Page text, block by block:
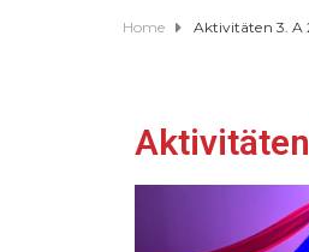
Home Aktivitäten 3. A